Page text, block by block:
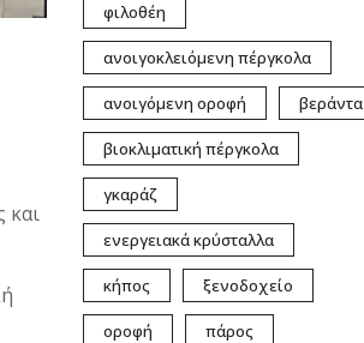
και
φιλοθέη
ανοιγοκλειόμενη πέργκολα
ανοιγόμενη οροφή βεράντα
βιοκλιματική πέργκολα
γκαράζ
ενεργειακά κρύσταλλα
κήπος ξενοδοχείο
οροφή πάρος